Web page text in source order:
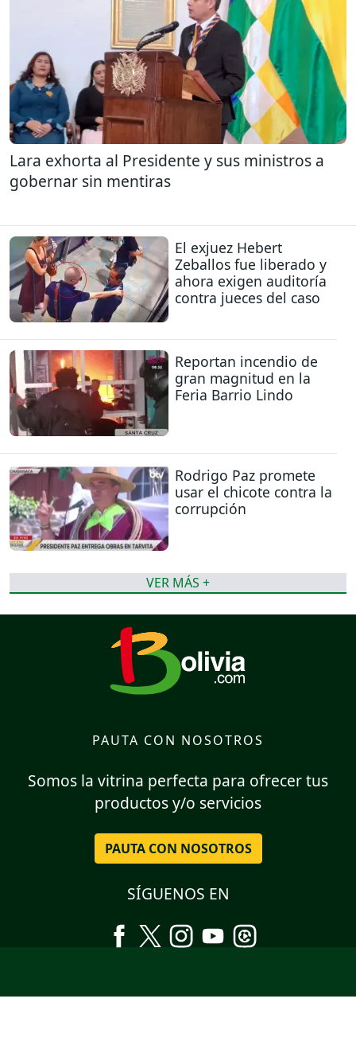
Lara exhorta al Presidente y sus ministros a
gobernar sin mentiras
El exjuez Hebert
Zeballos fue liberado y
ahora exigen auditoría
contra jueces del caso
Reportan incendio de
gran magnitud en la
Feria Barrio Lindo
Rodrigo Paz promete
usar el chicote contra la
corrupción
VER MÁS +
PAUTA CON NOSOTROS
Somos la vitrina perfecta para ofrecer tus
productos y/o servicios
PAUTA CON NOSOTROS
SÍGUENOS EN